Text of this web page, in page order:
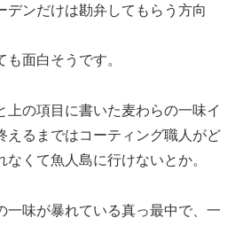
デンだけは勘弁してもらう方向
面白そうです。
上の項目に書いた麦わらの一味イ
えるまではコーティング職人がど
なくて魚人島に行けないとか。
一味が暴れている真っ最中で、一